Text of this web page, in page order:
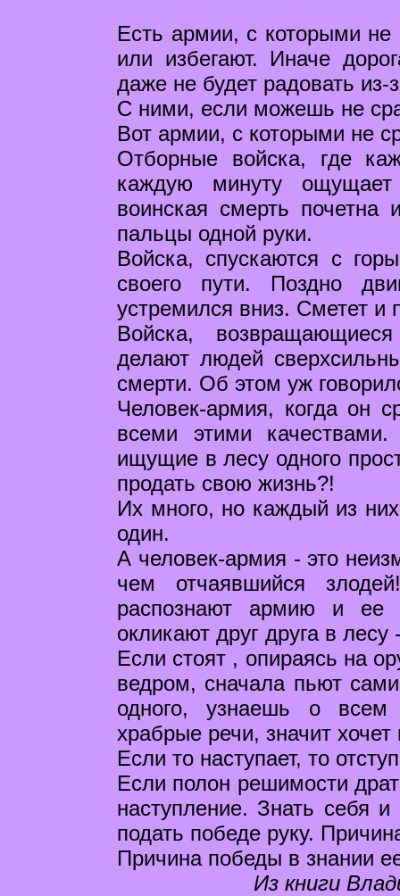
Есть армии, с которыми не
или избегают. Иначе
даже не будет радовать из-
С ними, если можешь не
Вот армии, с которыми не
Отборные войска, где
каждую минуту
воинская смерть почетна
пальцы одной руки.
Войска, спускаются с
своего пути. Поздно
устремился вниз. Сметет и
Войска,
делают людей
смерти. Об этом уж
Человек-армия, когда он
всеми этими
ищущие в лесу одного
продать свою жизнь?!
Их много, но каждый из
один.
А человек-армия - это
чем отчаявшийся
распознают армию и ее
окликают друг друга в лесу
Если стоят , опираясь на
ведром, сначала пьют
одного, узнаешь о всем
храбрые речи, значит
Если то наступает, то
Если полон решимости
наступление. Знать себя
подать победе руку.
Причина победы в знании
Из книги